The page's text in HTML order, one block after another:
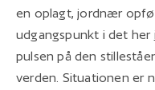
en oplagt, jordnær
udgangspunkt i det her
pulsen på den
verden. Situationen er